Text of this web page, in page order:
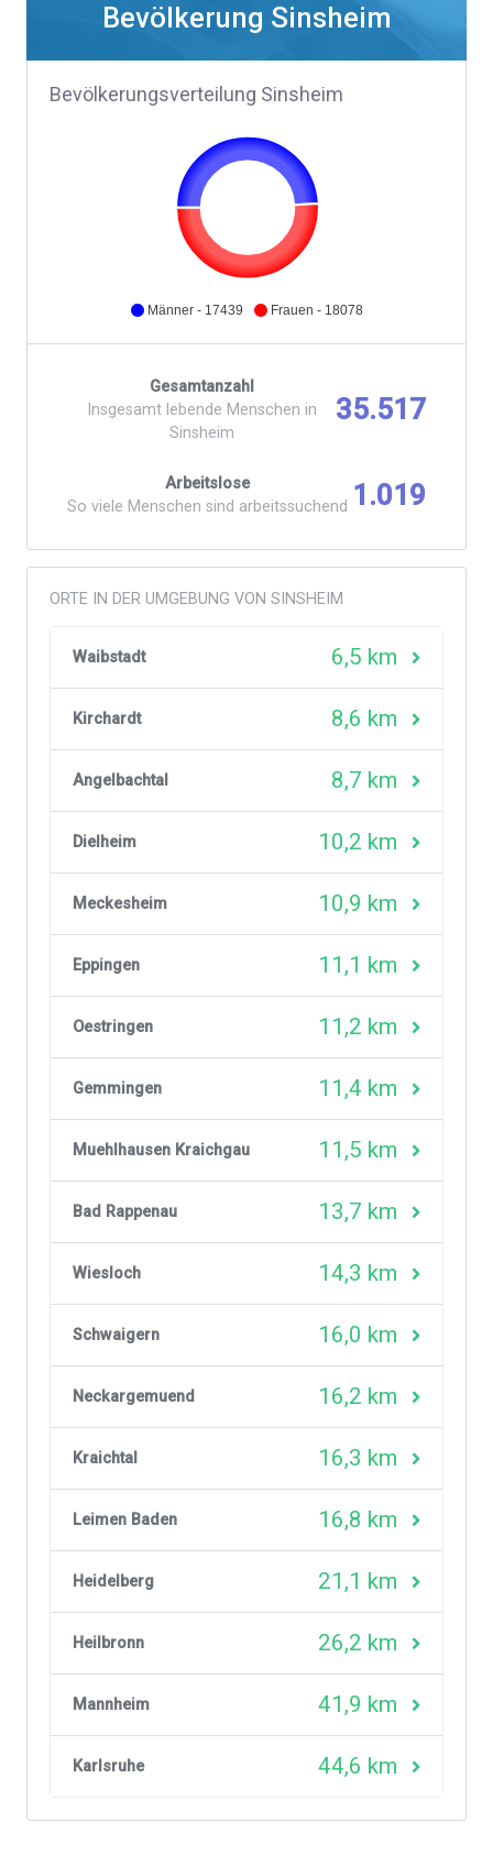
Bevölkerung Sinsheim
Bevölkerungsverteilung Sinsheim
Männer - 17439 Frauen - 18078
Gesamtanzahl
Insgesamt lebende Menschen in
Sinsheim
35.517
Arbeitslose
So viele Menschen sind arbeitssuchend 1.019
ORTE IN DER UMGEBUNG VON SINSHEIM
Waibstadt 6,5 km
Kirchardt 8,6 km
Angelbachtal 8,7 km
Dielheim 10,2 km
Meckesheim 10,9 km
Eppingen 11,1 km
Oestringen 11,2 km
Gemmingen 11,4 km
Muehlhausen Kraichgau 11,5 km
Bad Rappenau 13,7 km
Wiesloch 14,3 km
Schwaigern 16,0 km
Neckargemuend 16,2 km
Kraichtal 16,3 km
Leimen Baden 16,8 km
Heidelberg 21,1 km
Heilbronn 26,2 km
Mannheim 41,9 km
Karlsruhe 44,6 km